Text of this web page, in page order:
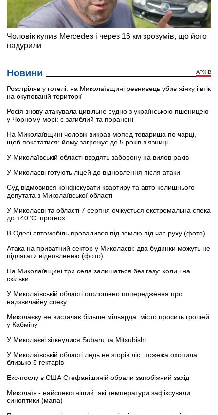
Новини АРХІВ
Розстріляв у готелі: на Миколаївщині ревнивець убив жінку і втік
на окупованій території
Росія знову атакувала цивільне судно з українською пшеницею
у Чорному морі: є загиблий та поранені
На Миколаївщині чоловік викрав мопед товариша по чарці,
щоб покататися: йому загрожує до 5 років в'язниці
У Миколаївській області вводять заборону на вилов раків
У Миколаєві готують ліцей до відновлення після атаки
Суд відмовився конфіскувати квартиру та авто колишнього
депутата з Миколаївської області
У Миколаєві та області 7 серпня очікується екстремальна спека
до +40°C: прогноз
В Одесі автомобіль провалився під землю під час руху (фото)
Атака на приватний сектор у Миколаєві: два будинки можуть не
підлягати відновленню (фото)
На Миколаївщині три села залишаться без газу: коли і на
скільки
У Миколаївській області оголошено попередження про
надзвичайну спеку
Миколаєву не вистачає більше мільярда: місто просить грошей
у Кабміну
У Миколаєві зіткнулися Subaru та Mitsubishi
У Миколаївській області ледь не згорів ліс: пожежа охопила
близько 5 гектарів
Екс-послу в США Стефанішиній обрали запобіжний захід
Миколаїв - найспекотніший: які температури зафіксували
синоптики (мапа)